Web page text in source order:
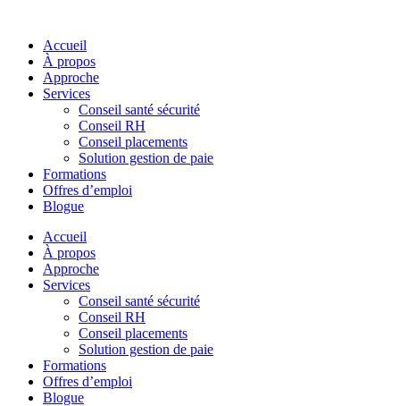
contentAccueil
À propos
Approche
Services
Conseil santé sécurité
Conseil RH
Conseil placements
Solution gestion de paie
Formations
Offres d’emploi
Blogue
Accueil
À propos
Approche
Services
Conseil santé sécurité
Conseil RH
Conseil placements
Solution gestion de paie
Formations
Offres d’emploi
Blogue